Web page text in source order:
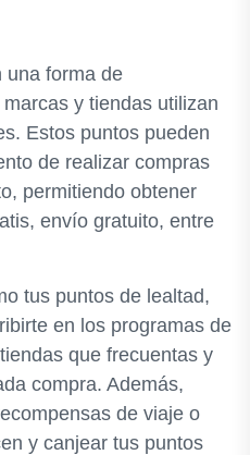
una forma de
y tiendas utilizan
Estos puntos pueden
de realizar compras
permitiendo obtener
envío gratuito, entre
tus puntos de lealtad,
en los programas de
que frecuentas y
compra. Además,
de viaje o
y canjear tus puntos